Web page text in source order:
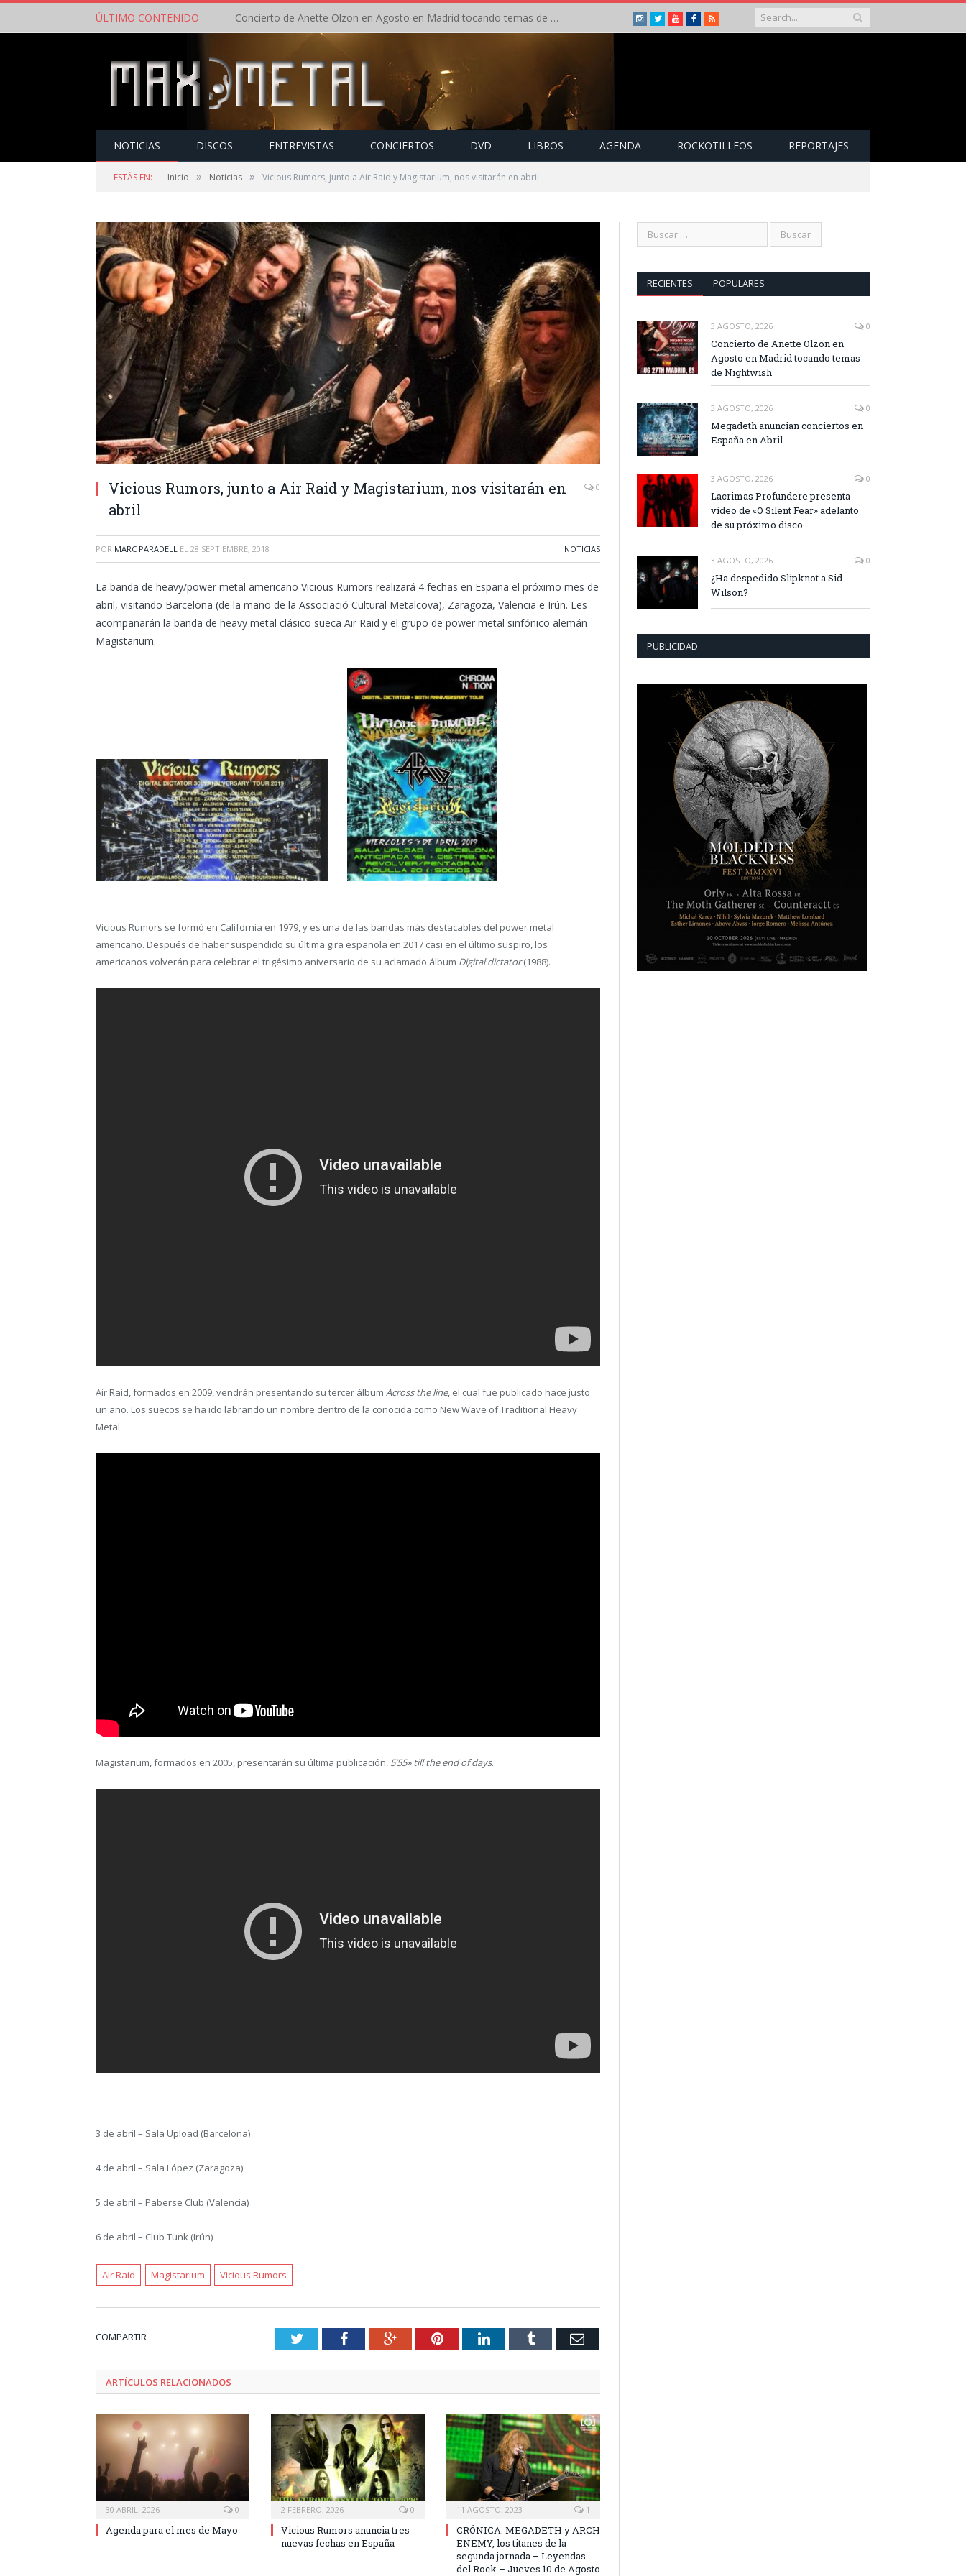
ÚLTIMO CONTENIDO Concierto de Anette Olzon en Agosto en Madrid tocando temas de Nightwish Instagram
TwitterYoutubeFacebook
RSS
NOTICIAS DISCOS ENTREVISTAS CONCIERTOS DVD LIBROS AGENDA ROCKOTILLEOS REPORTAJES
ESTÁS EN: Inicio » Noticias » Vicious Rumors, junto a Air Raid y Magistarium, nos visitarán en abril
Vicious Rumors, junto a Air Raid y Magistarium, nos visitarán en
abril
0
POR MARC PARADELL EL 28 SEPTIEMBRE, 2018 NOTICIAS
La banda de heavy/power metal americano Vicious Rumors realizará 4 fechas en España el próximo mes de
abril, visitando Barcelona (de la mano de la Associació Cultural Metalcova), Zaragoza, Valencia e Irún. Les
acompañarán la banda de heavy metal clásico sueca Air Raid y el grupo de power metal sinfónico alemán
Magistarium.
Vicious Rumors se formó en California en 1979, y es una de las bandas más destacables del power metal
americano. Después de haber suspendido su última gira española en 2017 casi en el último suspiro, los
americanos volverán para celebrar el trigésimo aniversario de su aclamado álbum Digital dictator(1988).
Air Raid, formados en 2009, vendrán presentando su tercer álbum Across the line, el cual fue publicado hace justo
un año. Los suecos se ha ido labrando un nombre dentro de la conocida como New Wave of Traditional Heavy
Metal.
Magistarium, formados en 2005, presentarán su última publicación, 5’55» till the end of days.
3 de abril – Sala Upload (Barcelona)
4 de abril – Sala López (Zaragoza)
5 de abril – Paberse Club (Valencia)
6 de abril – Club Tunk (Irún)
Air Raid Magistarium Vicious Rumors
COMPARTIR TwitterFacebookGoogle+PinterestLinkedInTumblr Email
ARTÍCULOS RELACIONADOS
30 ABRIL, 2026 0
Agenda para el mes de Mayo
2 FEBRERO, 2026 0
Vicious Rumors anuncia tres
nuevas fechas en España
11 AGOSTO, 2023 1
CRÓNICA: MEGADETH y ARCH
ENEMY, los titanes de la
segunda jornada – Leyendas
del Rock – Jueves 10 de Agosto
RECIENTES POPULARES
3 AGOSTO, 2026 0
Concierto de Anette Olzon en
Agosto en Madrid tocando temas
de Nightwish
3 AGOSTO, 2026 0
Megadeth anuncian conciertos en
España en Abril
3 AGOSTO, 2026 0
Lacrimas Profundere presenta
vídeo de «O Silent Fear» adelanto
de su próximo disco
3 AGOSTO, 2026 0
¿Ha despedido Slipknot a Sid
Wilson?
PUBLICIDAD